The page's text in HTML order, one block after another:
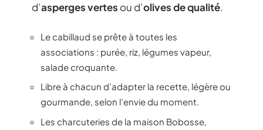
d’asperges vertes ou d’olives de qualité.
Le cabillaud se prête à toutes les
associations : purée, riz, légumes vapeur,
salade croquante.
Libre à chacun d’adapter la recette, légère ou
gourmande, selon l’envie du moment.
Les charcuteries de la maison Bobosse,